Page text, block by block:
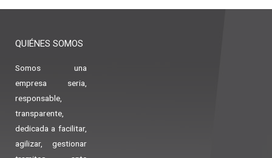
QUIÉNES SOMOS
Somos una
empresa seria,
responsable,
transparente,
dedicada a facilitar,
agilizar, gestionar